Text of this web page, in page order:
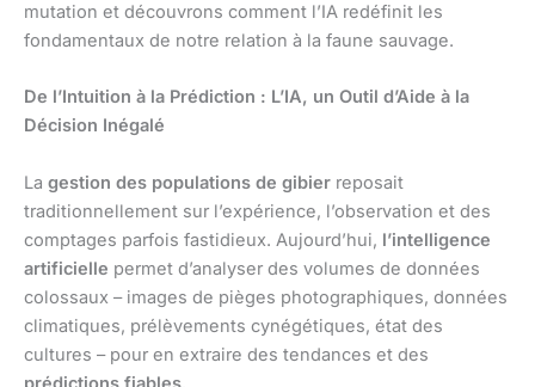
mutation et découvrons comment l’IA redéfinit les
fondamentaux de notre relation à la faune sauvage.
De l’Intuition à la Prédiction : L’IA, un Outil d’Aide à la
Décision Inégalé
La gestion des populations de gibier reposait
traditionnellement sur l’expérience, l’observation et des
comptages parfois fastidieux. Aujourd’hui, l’intelligence
artificielle permet d’analyser des volumes de données
colossaux – images de pièges photographiques, données
climatiques, prélèvements cynégétiques, état des
cultures – pour en extraire des tendances et des